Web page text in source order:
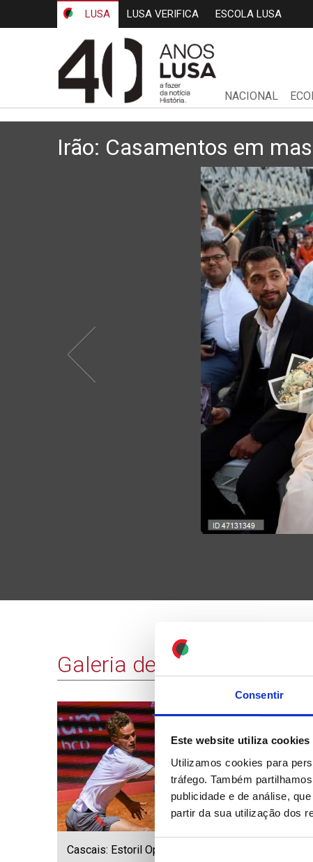
Consentir
Este website utiliza cookies
Utilizamos cookies para
tráfego. Também
publicidade e de análise,
partir da sua utilização dos
LUSA LUSA VERIFICA ESCOLA LUSA
NACIONAL
Irão: Casamentos em
Galeria de Imagens
Cascais: Estoril Open